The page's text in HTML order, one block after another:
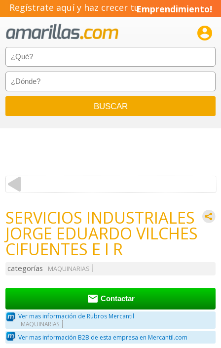
Regístrate aquí y haz crecer tuEmprendimiento!

SERVICIOS INDUSTRIALES
JORGE EDUARDO VILCHES
CIFUENTES E I R
categorías MAQUINARIAS
 Contactar
Ver mas información de Rubros Mercantil
MAQUINARIAS
Ver mas información B2B de esta empresa en Mercantil.com